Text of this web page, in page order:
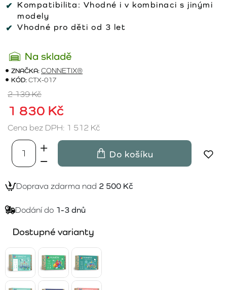
Kompatibilita: Vhodné i v kombinaci s jinými
modely
Vhodné pro děti od 3 let
Na skladě
ZNAČKA:CONNETIX®
KÓD:CTX-017
1 830 Kč
2 139 Kč
Cena bez DPH: 1 512 Kč
Do košíku
Doprava zdarma nad 2 500 Kč
Dodání do 1-3 dnů
Dostupné varianty